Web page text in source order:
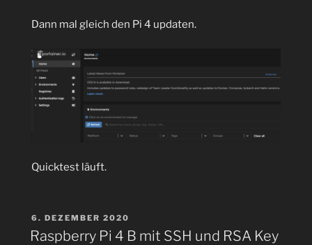
secp256k1“
Dann mal gleich den Pi 4 updaten.
Quicktest läuft.
VERÖFFENTLICHT
AM
6. DEZEMBER 2020
Raspberry Pi 4 B mit SSH und RSA Key